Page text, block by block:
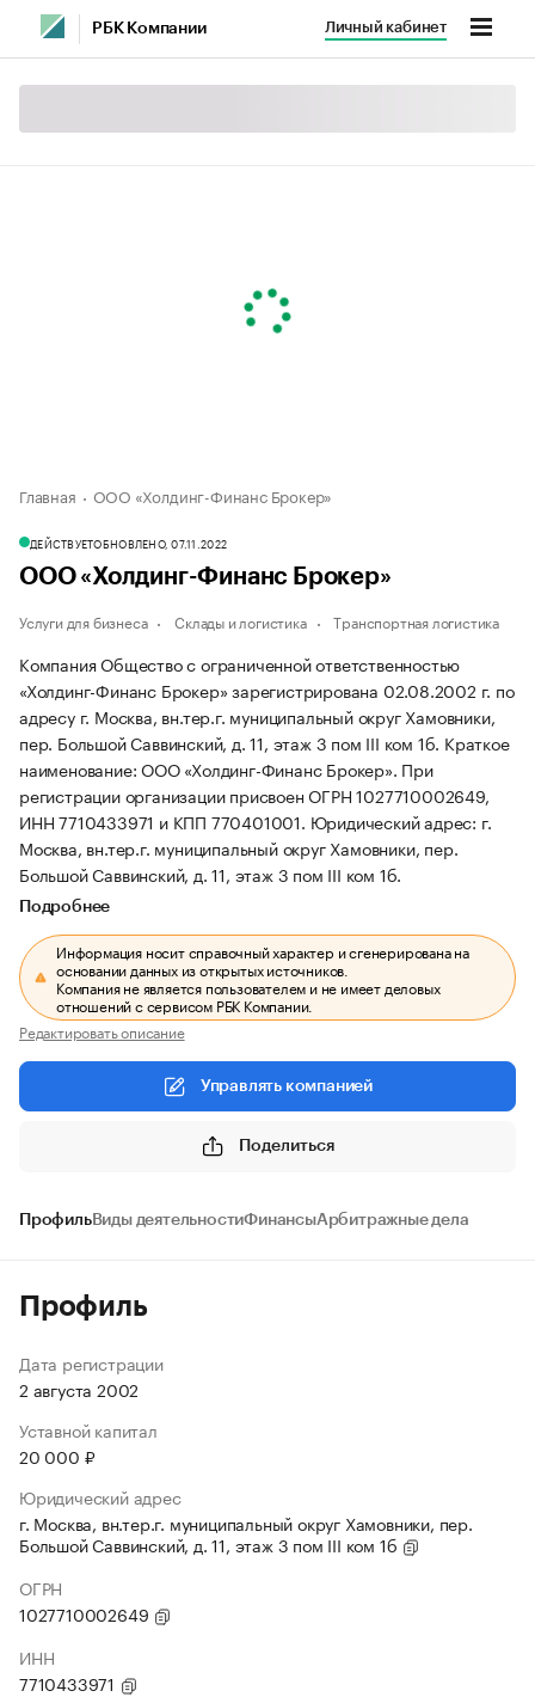
РБК Компании Личный кабинет
Главная ООО «Холдинг-Финанс Брокер»
ДЕЙСТВУЕТОБНОВЛЕНО, 07.11.2022
ООО «Холдинг-Финанс Брокер»
Услуги для бизнеса Склады и логистика Транспортная логистика
Компания Общество с ограниченной ответственностью
«Холдинг-Финанс Брокер» зарегистрирована 02.08.2002 г. по
адресу г. Москва, вн.тер.г. муниципальный округ Хамовники,
пер. Большой Саввинский, д. 11, этаж 3 пом III ком 1б. Краткое
наименование: ООО «Холдинг-Финанс Брокер». При
регистрации организации присвоен ОГРН 1027710002649,
ИНН 7710433971 и КПП 770401001. Юридический адрес: г.
Москва, вн.тер.г. муниципальный округ Хамовники, пер.
Большой Саввинский, д. 11, этаж 3 пом III ком 1б.
Подробнее
Информация носит справочный характер и сгенерирована на
основании данных из открытых источников.
Компания не является пользователем и не имеет деловых
отношений с сервисом РБК Компании.
Редактировать описание
Управлять компанией
Поделиться
ПрофильВиды деятельностиФинансыАрбитражные дела
Профиль
Дата регистрации
2 августа 2002
Уставной капитал
20 000 ₽
Юридический адрес
г. Москва, вн.тер.г. муниципальный округ Хамовники, пер.
Большой Саввинский, д. 11, этаж 3 пом III ком 1б
ОГРН
1027710002649
ИНН
7710433971